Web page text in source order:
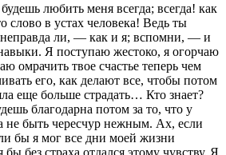
любить меня все­гда; всегда! как
слово в устах человека! Ведь ты
ли, — как и я; вспомни, — и
Я поступаю жестоко, я огорчаю
омрачить твое счастье теперь чем
его, как делают все, чтобы потом
еще больше стра­дать… Кто знает?
бла­годарна потом за то, что у
не быть чересчур нежным. Ах, если
бы я мог все дни моей жизни
бы без страха отдался этому чувству. Я